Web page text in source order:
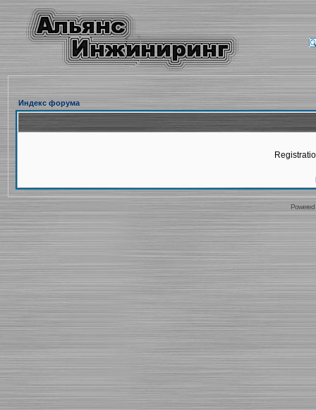
Индекс форума